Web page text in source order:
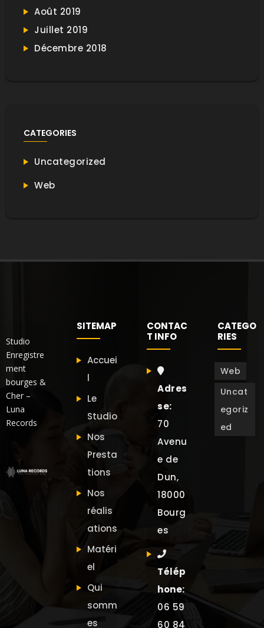
Août 2019
Juillet 2019
Décembre 2018
CATEGORIES
Uncategorized
Web
Studio
Enregistre
ment
bourges &
Cher –
Luna
Records
SITEMAP
Accuei
l
Le
Studio
Nos
Presta
tions
Nos
réalis
ations
Matéri
el
Qui
somm
es
CONTAC
T INFO
Adres
se:
70
Avenu
e de
Dun,
18000
Bourg
es
Télép
hone:
06 59
60 84
CATEGO
RIES
Web
Uncat
egoriz
ed